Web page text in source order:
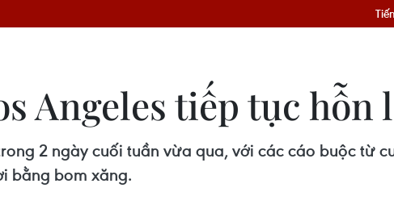
Angeles tiếp tục hỗn
2 ngày cuối tuần vừa qua, với các cáo buộc từ
bằng bom xăng.